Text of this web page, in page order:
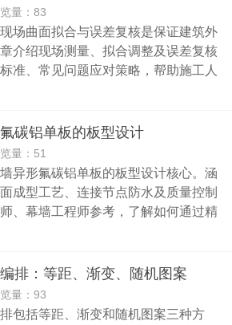
量：83
场曲面拟合与误差复核是保证建筑外
介绍现场测量、拟合调整及误差复核
准、常见问题应对策略，帮助施工人
碳铝单板的板型设计
量：51
异形氟碳铝单板的板型设计核心。涵
成型工艺、连接节点防水及质量控制
、幕墙工程师参考，了解如何通过精
排：等距、渐变、随机图案
量：93
包括等距、渐变和随机图案三种方